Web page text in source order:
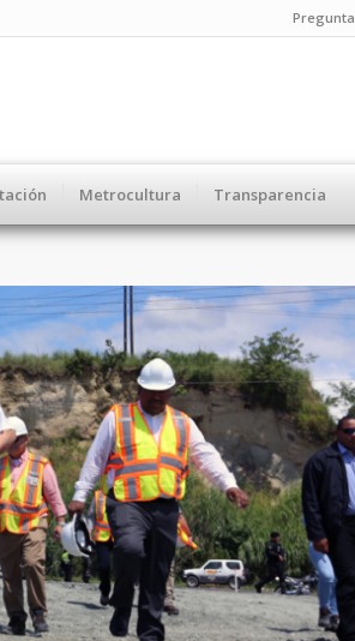
Metrocultura Transparencia